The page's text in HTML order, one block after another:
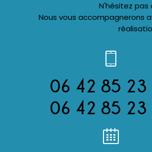
N'hésitez pas
Nous vous accompagnerons
06 42 85 23
06 42 85 23